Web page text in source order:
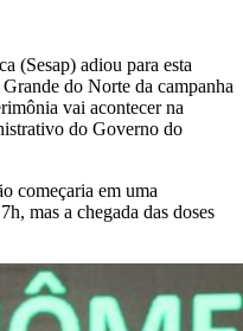
(Sesap) adiou para esta
do Norte da campanha
vai acontecer na
do Governo do
começaria em uma
mas a chegada das doses